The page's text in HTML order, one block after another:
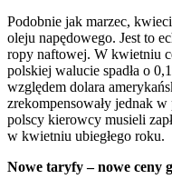
Podobnie jak marzec,
oleju napędowego. Jest to
ropy naftowej. W kwietniu
polskiej walucie spadła o
względem dolara
zrekompensowały jednak
polscy kierowcy musieli
w kwietniu ubiegłego roku.
Nowe taryfy – nowe ceny